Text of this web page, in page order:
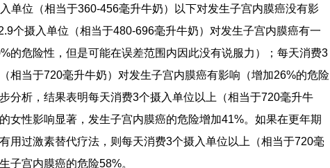
单位（相当于360-456毫升牛奶）以下对发生子宫内膜癌没有影
个摄入单位（相当于480-696毫升牛奶）对发生子宫内膜癌有一
的危险性，但是可能在误差范围内因此没有说服力）；每天消费3
相当于720毫升牛奶）对发生子宫内膜癌有影响（增加26%的危险
分析，结果表明每天消费3个摄入单位以上（相当于720毫升牛
女性影响显著，发生子宫内膜癌的危险增加41%。如果在更年期
用过激素替代疗法，则每天消费3个摄入单位以上（相当于720毫
子宫内膜癌的危险58%。